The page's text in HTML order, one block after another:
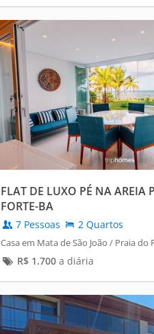
FLAT DE LUXO PÉ NA AREIA
FORTE-BA
7 Pessoas 2 Quartos
Casa em Mata de São João / Praia do
R$ 1.700a diária